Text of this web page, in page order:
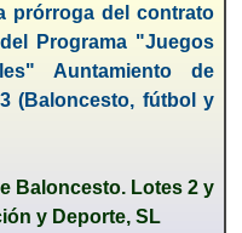
prórroga del contrato
Programa "Juegos
Auntamiento de
(Baloncesto, fútbol y
Baloncesto. Lotes 2 y
y Deporte, SL